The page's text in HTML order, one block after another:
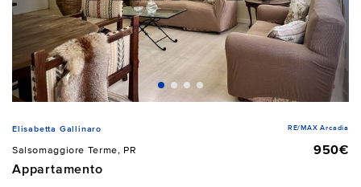
Elisabetta Gallinaro RE/MAX Arcadia
Salsomaggiore Terme, PR
950€
Appartamento